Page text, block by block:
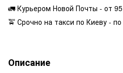
🚛 Курьером Новой Почты - от 95
🚖 Срочно на такси по Киеву -
Описание